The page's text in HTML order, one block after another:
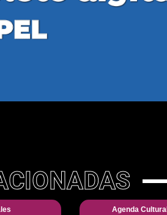
Agenda Cultural